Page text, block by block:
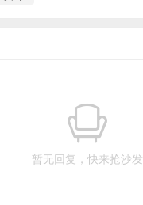
暂无回复，快来抢沙发